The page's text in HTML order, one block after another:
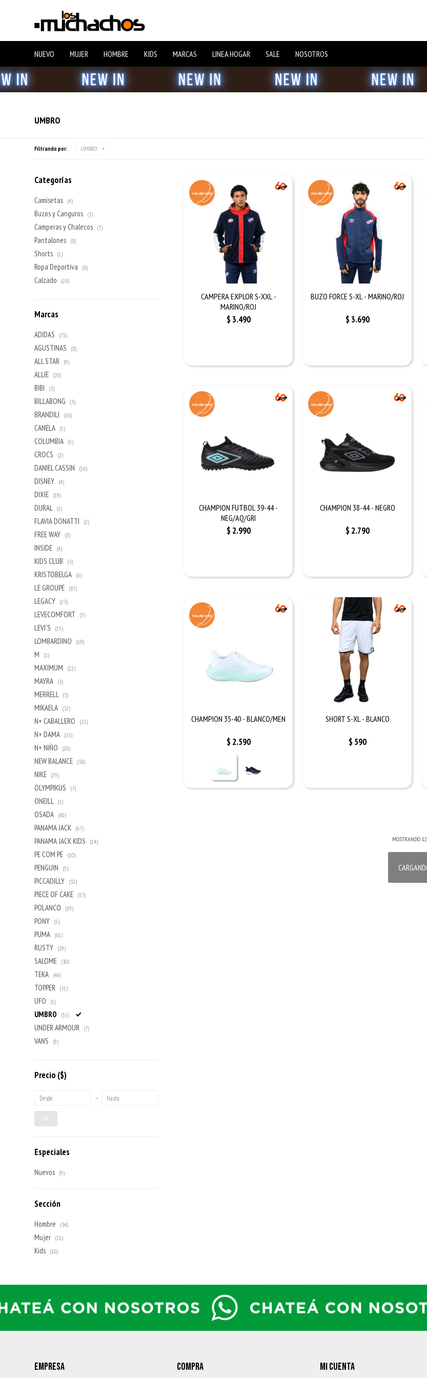
NUEVO MUJER HOMBRE KIDS MARCAS LINEA HOGAR SALE NOSOTROS
UMBRO
Filtrando por: UMBRO
CAMPERA EXPLOR S-XXL -
MARINO/ROJ
$ 3.490
BUZO FORCE S-XL - MARINO/ROJ
$ 3.690
CHAMPION FUTBOL 39-44 -
NEG/AQ/GRI
$ 2.990
CHAMPION 38-44 - NEGRO
$ 2.790
CHAMPION 35-40 - BLANCO/MEN
$ 2.590
SHORT S-XL - BLANCO
$ 590
MOSTRANDO12
Categorías
Camisetas (4)
Buzos y Canguros (3)
Camperas y Chalecos (7)
Pantalones (8)
Shorts (1)
Ropa Deportiva (8)
Calzado (24)
Marcas
ADIDAS (71)
AGUSTINAS (8)
ALL STAR (9)
ALLIE (20)
BIBI (3)
BILLABONG (3)
BRANDILI (16)
CANELA (5)
COLUMBIA (5)
CROCS (2)
DANIEL CASSIN (16)
DISNEY (4)
DIXIE (19)
DURAL (1)
FLAVIA DONATTI (2)
FREE WAY (8)
INSIDE (4)
KIDS CLUB (3)
KRISTOBELGA (6)
LE GROUPE (87)
LEGACY (23)
LEVECOMFORT (7)
LEVI'S (15)
LOMBARDINO (10)
M (1)
MAXIMUM (22)
MAYRA (3)
MERRELL (3)
MIKAELA (32)
N+ CABALLERO (22)
N+ DAMA (21)
N+ NIÑO (20)
NEW BALANCE (38)
NIKE (29)
OLYMPIKUS (7)
ONEILL (1)
OSADA (42)
PANAMA JACK (67)
PANAMA JACK KIDS (14)
PE COM PE (10)
PENGUIN (5)
PICCADILLY (32)
PIECE OF CAKE (13)
POLANCO (19)
PONY (5)
PUMA (61)
RUSTY (29)
SALOME (30)
TEKA (46)
TOPPER (31)
UFO (1)
UMBRO (55)
UNDER ARMOUR (7)
VANS (9)
Precio ($)
OK
Especiales
Nuevos (9)
Sección
Hombre (34)
Mujer (11)
Kids (10)
EMPRESA COMPRA MI CUENTA